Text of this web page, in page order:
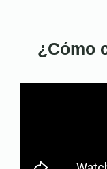
¿Cómo